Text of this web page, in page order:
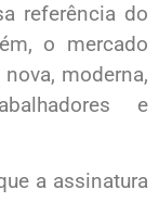
referência do
o mercado
moderna,
e
a assinatura